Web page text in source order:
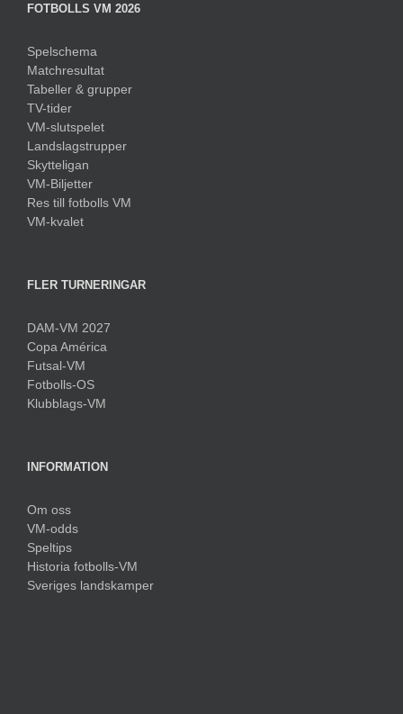
FOTBOLLS VM 2026
Spelschema
Matchresultat
Tabeller & grupper
TV-tider
VM-slutspelet
Landslagstrupper
Skytteligan
VM-Biljetter
Res till fotbolls VM
VM-kvalet
FLER TURNERINGAR
DAM-VM 2027
Copa América
Futsal-VM
Fotbolls-OS
Klubblags-VM
INFORMATION
Om oss
VM-odds
Speltips
Historia fotbolls-VM
Sveriges landskamper